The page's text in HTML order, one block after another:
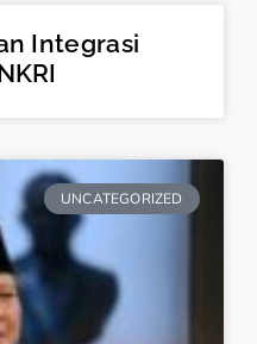
Integrasi
UNCATEGORIZED